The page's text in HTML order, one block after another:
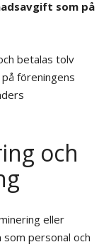
som på
betalas tolv
föreningens
och
eller
som personal och